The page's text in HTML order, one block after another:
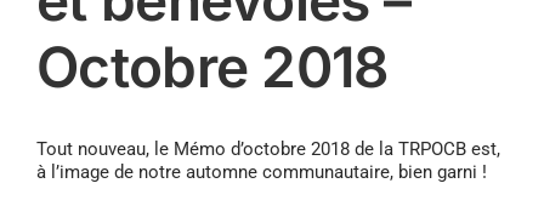
Octobre 2018
Tout nouveau, le Mémo d’octobre 2018 de la TRPOCB est,
à l’image de notre automne communautaire, bien garni !